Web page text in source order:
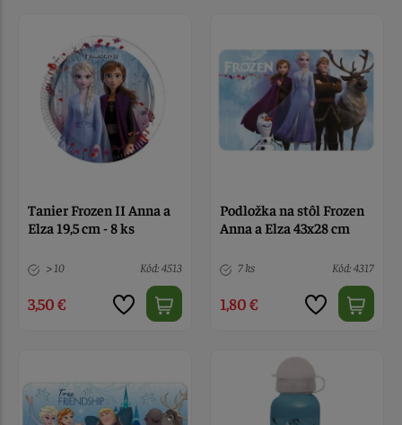
Tanier Frozen II Anna a
Elza 19,5 cm - 8 ks
> 10 Kód: 4513
3,50 €
Podložka na stôl Frozen
Anna a Elza 43x28 cm
7 ks Kód: 4317
1,80 €